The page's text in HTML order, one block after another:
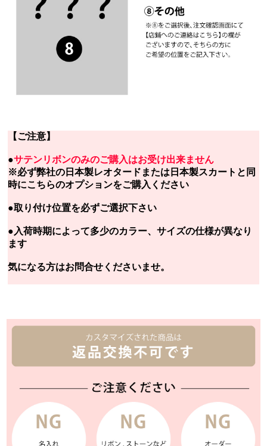
【ご注意】
●サテンリボンのみのご購入はお受け出来ません
※必ず弊社の日本製レオタードまたは日本製スカートと同
時にこちらのオプションをご購入ください
●取り付け位置を必ずご選択下さい
●入荷時期によって多少のカラー、サイズの仕様が異なり
ます
気になる方はお問合せくださいませ。